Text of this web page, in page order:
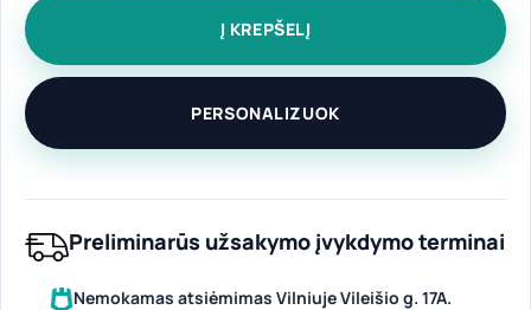
Į KREPŠELĮ
PERSONALIZUOK
Preliminarūs užsakymo įvykdymo terminai
Nemokamas atsiėmimas Vilniuje Vileišio g. 17A.